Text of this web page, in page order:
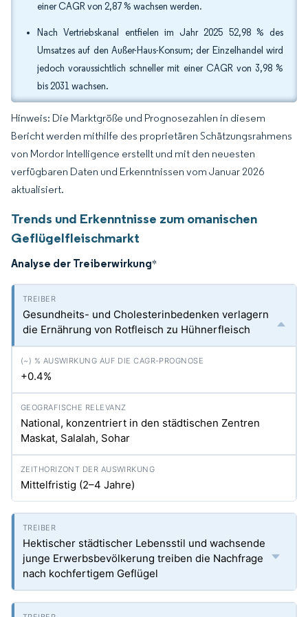
einer CAGR von 2,87 % wachsen werden.
Nach Vertriebskanal entfielen im Jahr 2025 52,98 % des
Umsatzes auf den Außer-Haus-Konsum; der Einzelhandel wird
jedoch voraussichtlich schneller mit einer CAGR von 3,98 %
bis 2031 wachsen.
Hinweis: Die Marktgröße und Prognosezahlen in diesem
Bericht werden mithilfe des proprietären Schätzungsrahmens
von Mordor Intelligence erstellt und mit den neuesten
verfügbaren Daten und Erkenntnissen vom Januar 2026
aktualisiert.
Trends und Erkenntnisse zum omanischen
Geflügelfleischmarkt
Analyse der Treiberwirkung*
Gesundheits- und Cholesterinbedenken verlagern
die Ernährung von Rotfleisch zu Hühnerfleisch
+0.4%
National, konzentriert in den städtischen Zentren
Maskat, Salalah, Sohar
Mittelfristig (2–4 Jahre)
Hektischer städtischer Lebensstil und wachsende
junge Erwerbsbevölkerung treiben die Nachfrage
nach kochfertigem Geflügel